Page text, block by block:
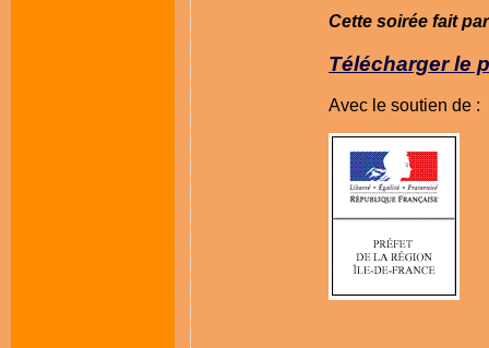
Cette soirée fait
Télécharger le
Avec le soutien de :